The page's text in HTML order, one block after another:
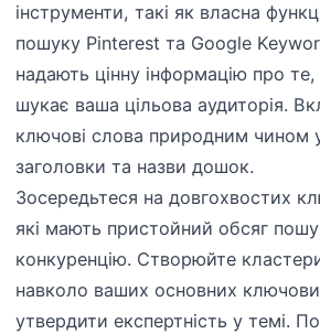
інструменти, такі як власна
пошуку Pinterest та Google
надають цінну інформацію про те,
шукає ваша цільова аудиторія.
ключові слова природним чином у
заголовки та назви дошок.
Зосередьтеся на довгохвостих
які мають пристойний обсяг
конкуренцію. Створюйте
навколо ваших основних
утвердити експертність у темі.